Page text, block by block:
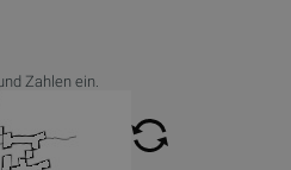
Zahlen ein.